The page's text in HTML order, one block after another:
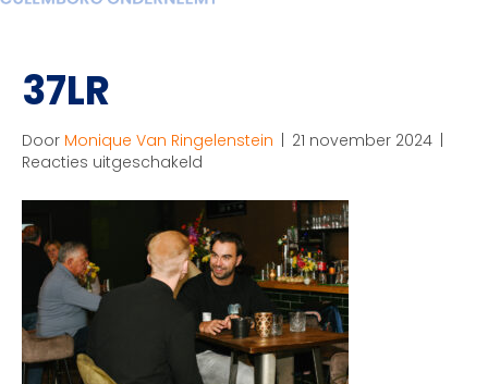
37LR
Door Monique Van Ringelenstein | 21 november 2024 |
Reacties uitgeschakeld